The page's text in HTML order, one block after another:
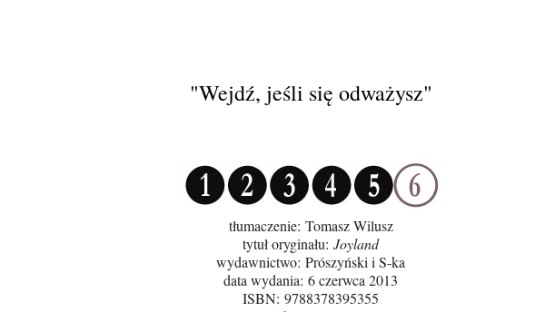
"Wejdź, jeśli się odważysz"
tłumaczenie: Tomasz Wilusz
tytuł oryginału: Joyland
wydawnictwo: Prószyński i S-ka
data wydania: 6 czerwca 2013
ISBN: 9788378395355